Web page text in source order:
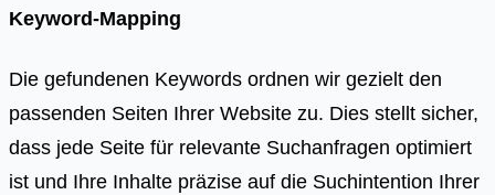
Keyword-Mapping
Die gefundenen Keywords ordnen wir gezielt den
passenden Seiten Ihrer Website zu. Dies stellt sicher,
dass jede Seite für relevante Suchanfragen optimiert
ist und Ihre Inhalte präzise auf die Suchintention Ihrer